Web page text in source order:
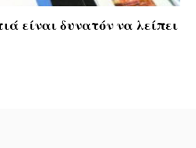
είναι δυνατόν να λείπει